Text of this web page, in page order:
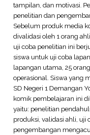
tampilan, dan motivasi.
penelitian dan
Sebelum produk media
divalidasi oleh 1 orang
uji coba penelitian ini
siswa untuk uji coba
lapangan utama, 25
operasional. Siswa yang
SD Negeri 1 Demangan
komik pembelajaran ini
yaitu: penelitian
produksi, validasi ahli, uji
pengembangan